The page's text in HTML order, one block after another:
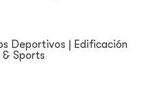
Deportivos | Edificación
& Sports